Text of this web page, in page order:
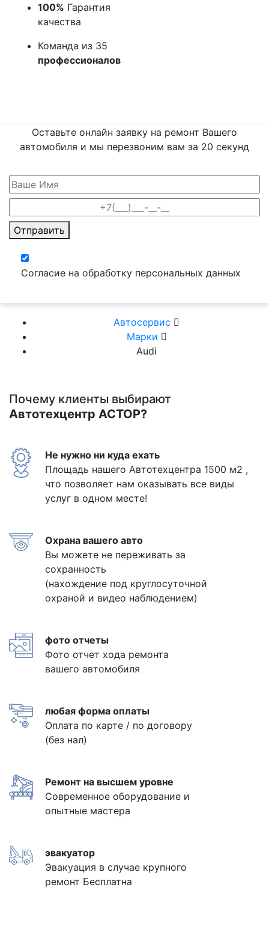
100% Гарантия
качества
Команда из 35
профессионалов
Оставьте онлайн заявку на ремонт Вашего
автомобиля и мы перезвоним вам за 20 секунд
Отправить
Согласие на обработку персональных данных
Автосервис
Марки
Audi
Почему клиенты выбирают
Автотехцентр АСТОР?
Не нужно ни куда ехать
Площадь нашего Автотехцентра 1500 м2 ,
что позволяет нам оказывать все виды
услуг в одном месте!
Охрана вашего авто
Вы можете не переживать за
сохранность
(нахождение под круглосуточной
охраной и видео наблюдением)
фото отчеты
Фото отчет хода ремонта
вашего автомобиля
любая форма оплаты
Оплата по карте / по договору
(без нал)
Ремонт на высшем уровне
Современное оборудование и
опытные мастера
эвакуатор
Эвакуация в случае крупного
ремонт Бесплатна